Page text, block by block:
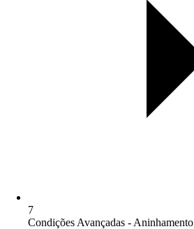
7
Condições Avançadas - Aninhamento